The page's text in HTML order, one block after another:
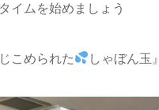
イムを始めましょう
こめられた しゃぼん玉』